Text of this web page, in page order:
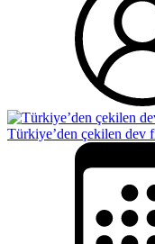
Türkiye’den çekilen dev